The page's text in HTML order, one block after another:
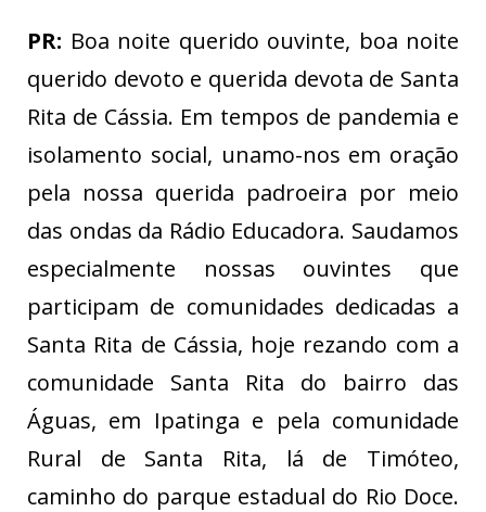
PR: Boa noite querido ouvinte, boa noite
querido devoto e querida devota de Santa
Rita de Cássia. Em tempos de pandemia e
isolamento social, unamo-nos em oração
pela nossa querida padroeira por meio
das ondas da Rádio Educadora. Saudamos
especialmente nossas ouvintes que
participam de comunidades dedicadas a
Santa Rita de Cássia, hoje rezando com a
comunidade Santa Rita do bairro das
Águas, em Ipatinga e pela comunidade
Rural de Santa Rita, lá de Timóteo,
caminho do parque estadual do Rio Doce.